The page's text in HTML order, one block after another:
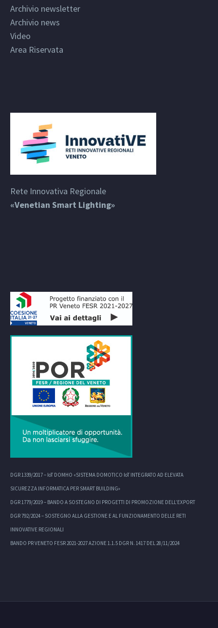
Archivio newsletter
Archivio news
Video
Area Riservata
Rete Innovativa Regionale
«Venetian Smart Lighting»
DGR 1339/2017 – IoT DOMHO «SISTEMA DOMOTICO IoT INTEGRATO AD ELEVATA
SICUREZZA INFORMATICA PER SMART BUILDING»
DGR 1779/2019 – BANDO A SOSTEGNO DI PROGETTI DI PROMOZIONE DELL’EXPORT
DGR 792/2024 – SOSTEGNO ALLA GESTIONE E AL FUNZIONAMENTO DELLE RETI
INNOVATIVE REGIONALI
BANDO PR VENETO FESR 2021-2027 AZIONE 1.1.5 DGR N. 1417 DEL 28/11/2024